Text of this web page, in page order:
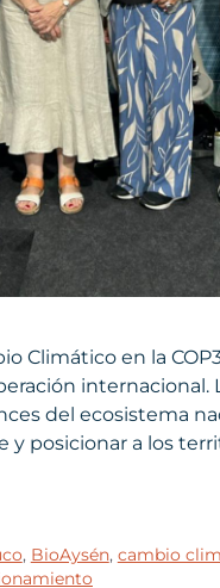
Climático en la
internacional.
del ecosistema
posicionar a los
, BioAysén, cambio